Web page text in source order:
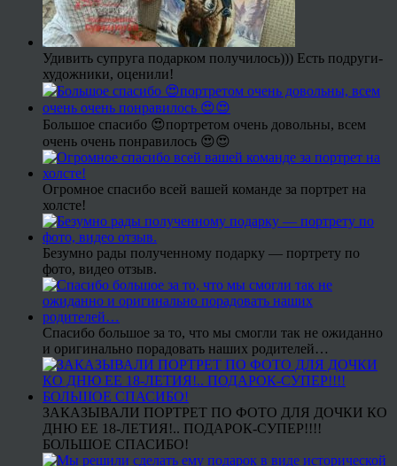
Удивить супруга подарком получилось))) Есть подруги-
художники, оценили!
Большое спасибо 😍портретом очень довольны, всем
очень очень понравилось 😍😍
Огромное спасибо всей вашей команде за портрет на
холсте!
Безумно рады полученному подарку — портрету по
фото, видео отзыв.
Спасибо большое за то, что мы смогли так не ожиданно
и оригинально порадовать наших родителей…
ЗАКАЗЫВАЛИ ПОРТРЕТ ПО ФОТО ДЛЯ ДОЧКИ КО
ДНЮ ЕЕ 18-ЛЕТИЯ!.. ПОДАРОК-СУПЕР!!!!
БОЛЬШОЕ СПАСИБО!